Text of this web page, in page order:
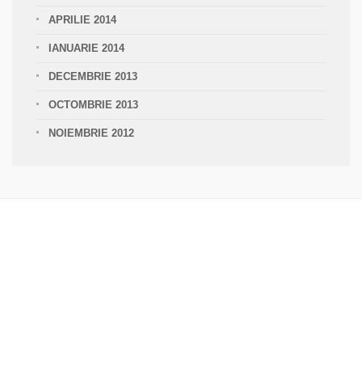
APRILIE 2014
IANUARIE 2014
DECEMBRIE 2013
OCTOMBRIE 2013
NOIEMBRIE 2012